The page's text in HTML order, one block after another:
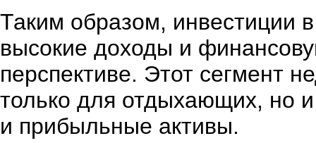
Таким образом, инвестиции
высокие доходы и
перспективе. Этот сегмент
только для отдыхающих, но
и прибыльные активы.